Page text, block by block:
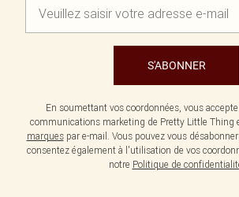
S'ABONNER
En soumettant vos coordonnées, vous
communications marketing de Pretty Little Thing
marquespar e-mail. Vous pouvez vous
consentez également à l'utilisation de vos
notre Politique de